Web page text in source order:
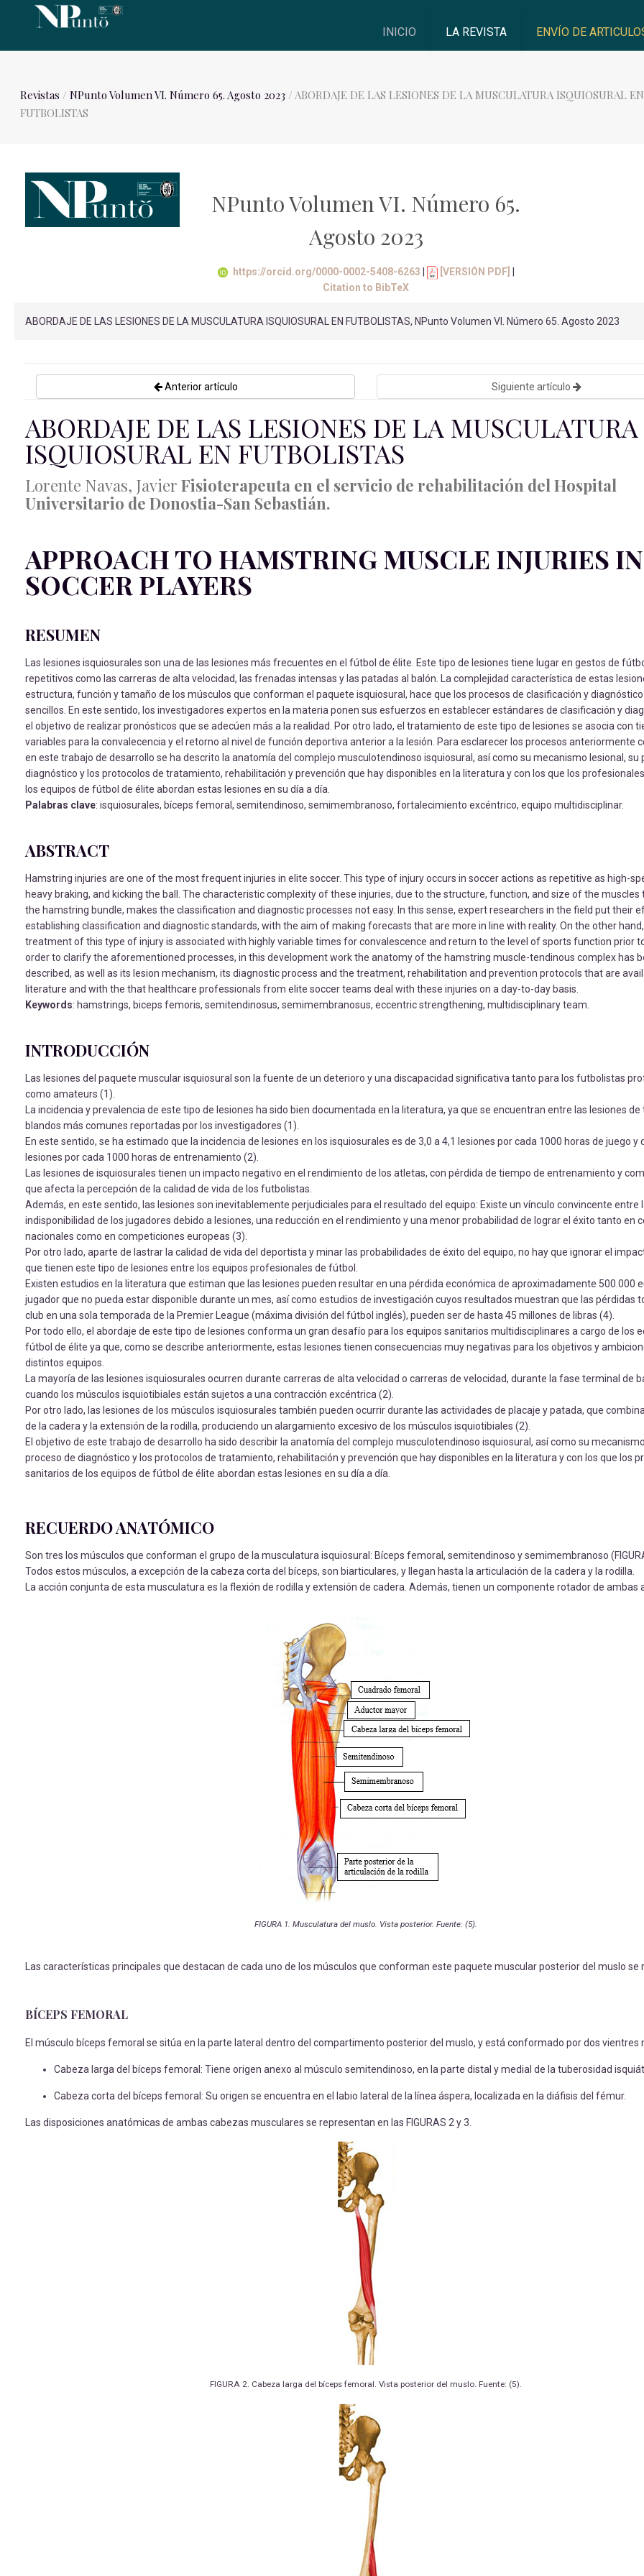
INICIO LA REVISTA ENVÍO DE
Revistas /NPunto Volumen VI. Número 65. Agosto 2023 / ABORDAJE DE LAS LESIONES DE LA MUSCULATURA ISQUIOSURAL EN
FUTBOLISTAS
NPunto Volumen VI. Número 65.
Agosto 2023
https://orcid.org/0000-0002-5408-6263 [VERSIÓN PDF]
Citation to BibTeX
ABORDAJE DE LAS LESIONES DE LA MUSCULATURA ISQUIOSURAL EN FUTBOLISTAS, NPunto Volumen VI. Número 65. Agosto 2023
Anterior artículo Siguiente artículo
ABORDAJE DE LAS LESIONES DE LA MUSCULATURA
ISQUIOSURAL EN FUTBOLISTAS
Lorente Navas, Javier Fisioterapeuta en el servicio de rehabilitación del Hospital
Universitario de Donostia-San Sebastián.
APPROACH TO HAMSTRING MUSCLE INJURIES IN
SOCCER PLAYERS
RESUMEN
Las lesiones isquiosurales son una de las lesiones más frecuentes en el fútbol de élite. Este tipo de lesiones tiene lugar en gestos de
repetitivos como las carreras de alta velocidad, las frenadas intensas y las patadas al balón. La complejidad característica de estas
estructura, función y tamaño de los músculos que conforman el paquete isquiosural, hace que los procesos de clasificación y
sencillos. En este sentido, los investigadores expertos en la materia ponen sus esfuerzos en establecer estándares de clasificación y
el objetivo de realizar pronósticos que se adecúen más a la realidad. Por otro lado, el tratamiento de este tipo de lesiones se asocia con
variables para la convalecencia y el retorno al nivel de función deportiva anterior a la lesión. Para esclarecer los procesos anteriormente
en este trabajo de desarrollo se ha descrito la anatomía del complejo musculotendinoso isquiosural, así como su mecanismo lesional, su
diagnóstico y los protocolos de tratamiento, rehabilitación y prevención que hay disponibles en la literatura y con los que los
los equipos de fútbol de élite abordan estas lesiones en su día a día.
Palabras clave: isquiosurales, bíceps femoral, semitendinoso, semimembranoso, fortalecimiento excéntrico, equipo multidisciplinar.
ABSTRACT
Hamstring injuries are one of the most frequent injuries in elite soccer. This type of injury occurs in soccer actions as repetitive as high-
heavy braking, and kicking the ball. The characteristic complexity of these injuries, due to the structure, function, and size of the muscles
the hamstring bundle, makes the classification and diagnostic processes not easy. In this sense, expert researchers in the field put their
establishing classification and diagnostic standards, with the aim of making forecasts that are more in line with reality. On the other
treatment of this type of injury is associated with highly variable times for convalescence and return to the level of sports function prior
order to clarify the aforementioned processes, in this development work the anatomy of the hamstring muscle-tendinous complex has
described, as well as its lesion mechanism, its diagnostic process and the treatment, rehabilitation and prevention protocols that are
literature and with the that healthcare professionals from elite soccer teams deal with these injuries on a day-to-day basis.
Keywords: hamstrings, biceps femoris, semitendinosus, semimembranosus, eccentric strengthening, multidisciplinary team.
INTRODUCCIÓN
Las lesiones del paquete muscular isquiosural son la fuente de un deterioro y una discapacidad significativa tanto para los futbolistas
como amateurs (1).
La incidencia y prevalencia de este tipo de lesiones ha sido bien documentada en la literatura, ya que se encuentran entre las lesiones de
blandos más comunes reportadas por los investigadores (1).
En este sentido, se ha estimado que la incidencia de lesiones en los isquiosurales es de 3,0 a 4,1 lesiones por cada 1000 horas de juego y
lesiones por cada 1000 horas de entrenamiento (2).
Las lesiones de isquiosurales tienen un impacto negativo en el rendimiento de los atletas, con pérdida de tiempo de entrenamiento y
que afecta la percepción de la calidad de vida de los futbolistas.
Además, en este sentido, las lesiones son inevitablemente perjudiciales para el resultado del equipo: Existe un vínculo convincente entre
indisponibilidad de los jugadores debido a lesiones, una reducción en el rendimiento y una menor probabilidad de lograr el éxito tanto en
nacionales como en competiciones europeas (3).
Por otro lado, aparte de lastrar la calidad de vida del deportista y minar las probabilidades de éxito del equipo, no hay que ignorar el
que tienen este tipo de lesiones entre los equipos profesionales de fútbol.
Existen estudios en la literatura que estiman que las lesiones pueden resultar en una pérdida económica de aproximadamente 500.000
jugador que no pueda estar disponible durante un mes, así como estudios de investigación cuyos resultados muestran que las pérdidas
club en una sola temporada de la Premier League (máxima división del fútbol inglés), pueden ser de hasta 45 millones de libras (4).
Por todo ello, el abordaje de este tipo de lesiones conforma un gran desafío para los equipos sanitarios multidisciplinares a cargo de los
fútbol de élite ya que, como se describe anteriormente, estas lesiones tienen consecuencias muy negativas para los objetivos y
distintos equipos.
La mayoría de las lesiones isquiosurales ocurren durante carreras de alta velocidad o carreras de velocidad, durante la fase terminal de
cuando los músculos isquiotibiales están sujetos a una contracción excéntrica (2).
Por otro lado, las lesiones de los músculos isquiosurales también pueden ocurrir durante las actividades de placaje y patada, que
de la cadera y la extensión de la rodilla, produciendo un alargamiento excesivo de los músculos isquiotibiales (2).
El objetivo de este trabajo de desarrollo ha sido describir la anatomía del complejo musculotendinoso isquiosural, así como su
proceso de diagnóstico y los protocolos de tratamiento, rehabilitación y prevención que hay disponibles en la literatura y con los que los
sanitarios de los equipos de fútbol de élite abordan estas lesiones en su día a día.
RECUERDO ANATÓMICO
Son tres los músculos que conforman el grupo de la musculatura isquiosural: Bíceps femoral, semitendinoso y semimembranoso
Todos estos músculos, a excepción de la cabeza corta del bíceps, son biarticulares, y llegan hasta la articulación de la cadera y la rodilla.
La acción conjunta de esta musculatura es la flexión de rodilla y extensión de cadera. Además, tienen un componente rotador de ambas
FIGURA 1. Musculatura del muslo. Vista posterior. Fuente: (5).
Las características principales que destacan de cada uno de los músculos que conforman este paquete muscular posterior del muslo se
BÍCEPS FEMORAL
El músculo bíceps femoral se sitúa en la parte lateral dentro del compartimento posterior del muslo, y está conformado por dos vientres
Cabeza larga del bíceps femoral: Tiene origen anexo al músculo semitendinoso, en la parte distal y medial de la tuberosidad
Cabeza corta del bíceps femoral: Su origen se encuentra en el labio lateral de la línea áspera, localizada en la diáfisis del fémur.
Las disposiciones anatómicas de ambas cabezas musculares se representan en las FIGURAS 2 y 3.
FIGURA 2. Cabeza larga del bíceps femoral. Vista posterior del muslo. Fuente: (5).